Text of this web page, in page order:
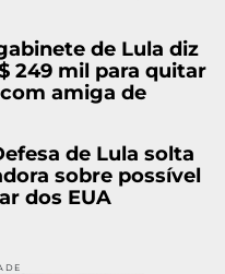
de Lula diz
249 mil para quitar
amiga de
de Lula solta
sobre possível
dos EUA